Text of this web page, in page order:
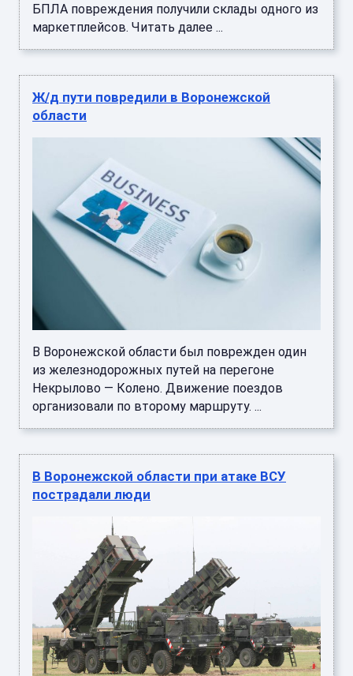
БПЛА повреждения получили склады одного из
маркетплейсов. Читать далее ...
Ж/д пути повредили в Воронежской
области
В Воронежской области был поврежден один
из железнодорожных путей на перегоне
Некрылово — Колено. Движение поездов
организовали по второму маршруту. ...
В Воронежской области при атаке ВСУ
пострадали люди